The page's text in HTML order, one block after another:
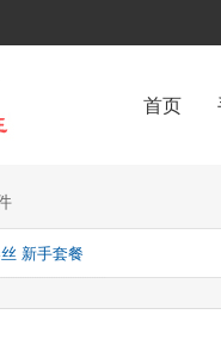
首页
新手套餐